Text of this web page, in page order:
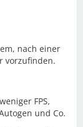
nach einer
vorzufinden.
FPS,
und Co.